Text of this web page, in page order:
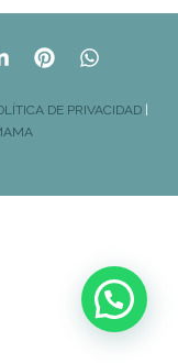
DE PRIVACIDAD|